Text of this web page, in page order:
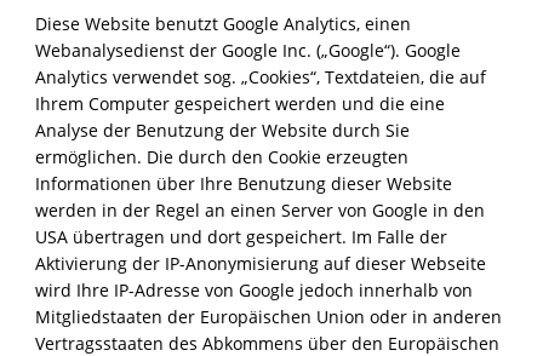
Diese Website benutzt Google Analytics, einen
Webanalysedienst der Google Inc. („Google“). Google
Analytics verwendet sog. „Cookies“, Textdateien, die auf
Ihrem Computer gespeichert werden und die eine
Analyse der Benutzung der Website durch Sie
ermöglichen. Die durch den Cookie erzeugten
Informationen über Ihre Benutzung dieser Website
werden in der Regel an einen Server von Google in den
USA übertragen und dort gespeichert. Im Falle der
Aktivierung der IP-Anonymisierung auf dieser Webseite
wird Ihre IP-Adresse von Google jedoch innerhalb von
Mitgliedstaaten der Europäischen Union oder in anderen
Vertragsstaaten des Abkommens über den Europäischen